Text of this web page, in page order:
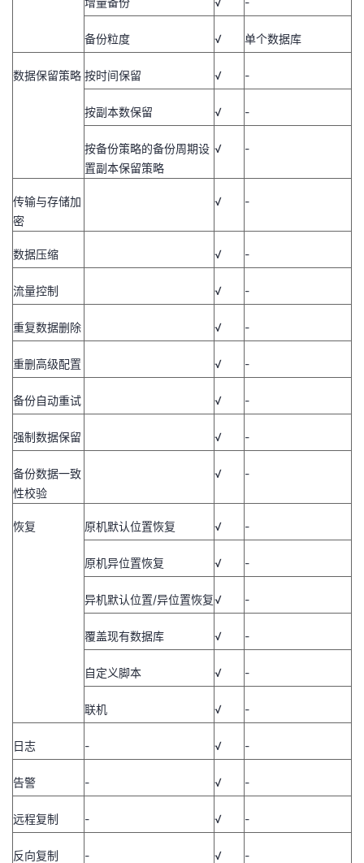
备份粒度 √ 单个数据库
数据保留策略 按时间保留 √ -
按副本数保留 √ -
按备份策略的备份周期设
置副本保留策略
√ -
传输与存储加
密
√ -
数据压缩 √ -
流量控制 √ -
重复数据删除 √ -
重删高级配置 √ -
备份自动重试 √ -
强制数据保留 √ -
备份数据一致
性校验
√ -
恢复 原机默认位置恢复 √ -
原机异位置恢复 √ -
异机默认位置/异位置恢复√ -
覆盖现有数据库 √ -
自定义脚本 √ -
联机 √ -
日志 - √ -
告警 - √ -
远程复制 - √ -
反向复制 - √ -